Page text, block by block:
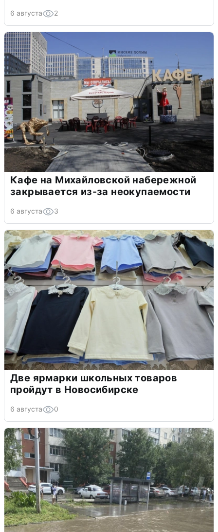
6 августа 2
Кафе на Михайловской набережной
закрывается из-за неокупаемости
6 августа 3
Две ярмарки школьных товаров
пройдут в Новосибирске
6 августа 0